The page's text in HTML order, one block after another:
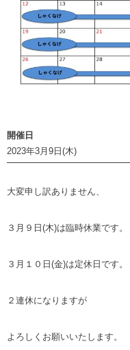
開催日
2023年3月9日(木)
大変申し訳ありません、
３月９日(木)は臨時休業です。
３月１０日(金)は定休日です。
２連休になりますが
よろしくお願いいたします。